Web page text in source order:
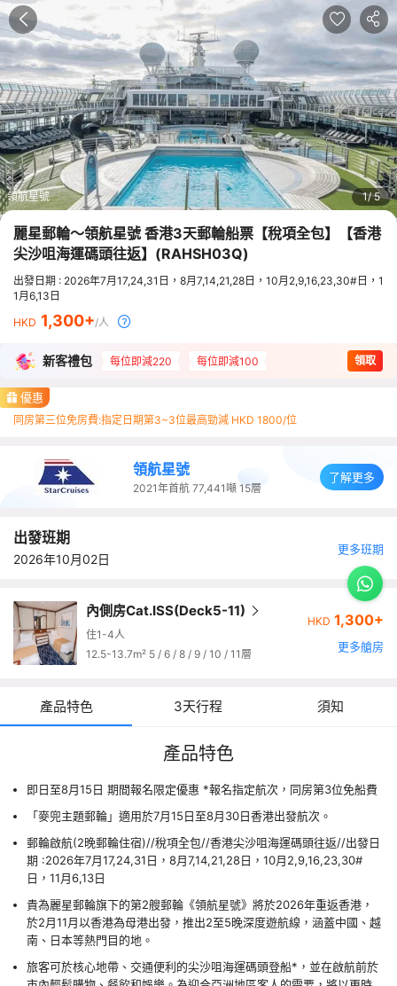
領航星號 1 5
麗星郵輪～領航星號 香港3天郵輪船票【稅項全包】【香港
尖沙咀海運碼頭往返】 (RAHSH03Q)
出發日期 : 2026年7月17,24,31日，8月7,14,21,28日，10月2,9,16,23,30#日，1
1月6,13日
HKD 1,300 /人
新客禮包 每位即減220 每位即減100 領取
優惠
同房第三位免房費:指定日期第3~3位最高勁減 HKD 1800/位
領航星號
2021年首航 77,441噸 15層
了解更多
出發班期
2026年10月02日
更多班期
內側房Cat.ISS(Deck5-11)
住1-4人
12.5-13.7m² 5 / 6 / 8 / 9 / 10 / 11層
HKD 1,300+
更多艙房
產品特色 3天行程 須知
產品特色
即日至8月15日 期間報名限定優惠 *報名指定航次，同房第3位免船費
「麥兜主題郵輪」適用於7月15日至8月30日香港出發航次。
郵輪啟航(2晚郵輪住宿)//稅項全包//香港尖沙咀海運碼頭往返//出發日
期 :2026年7月17,24,31日，8月7,14,21,28日，10月2,9,16,23,30#
日，11月6,13日
貴為麗星郵輪旗下的第2艘郵輪《領航星號》將於2026年重返香港，
於2月11月以香港為母港出發，推出2至5晚深度遊航線，涵蓋中國、越
南、日本等熱門目的地。
旅客可於核心地帶、交通便利的尖沙咀海運碼頭登船*，並在啟航前於